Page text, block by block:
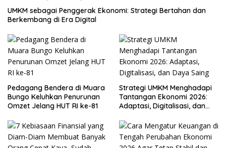
UMKM sebagai Penggerak Ekonomi: Strategi Bertahan dan
Berkembang di Era Digital
Pedagang Bendera di Muara
Bungo Keluhkan Penurunan
Omzet Jelang HUT RI ke-81
Strategi UMKM Menghadapi
Tantangan Ekonomi 2026:
Adaptasi, Digitalisasi, dan